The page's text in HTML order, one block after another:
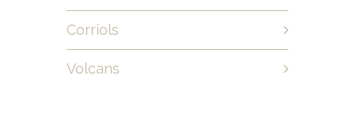
Corriols
Volcans